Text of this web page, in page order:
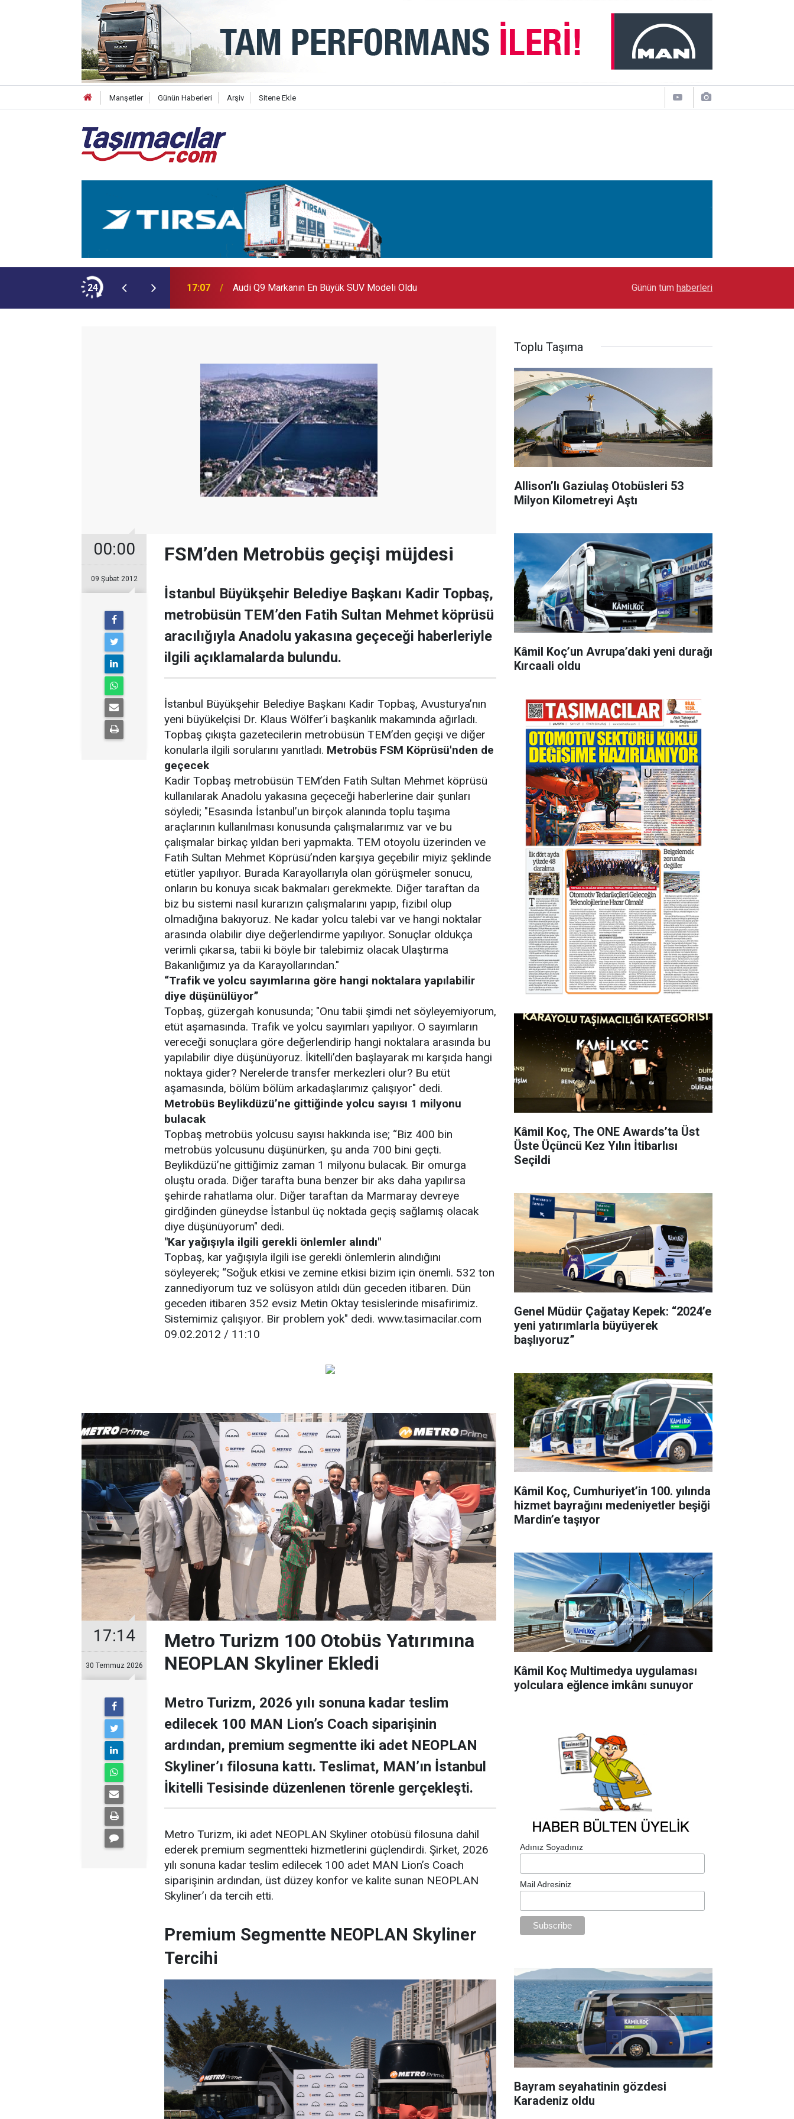
Manşetler Günün Haberleri Arşiv Sitene Ekle
24
NEOPLAN Skyliner Ekledi 17:07 Audi Q9 Markanın En Büyük SUV Modeli Oldu Toyota Otomotiv Sanayi Türkiye Üretime Ara
Günün tüm haberleri
00:00
09 Şubat 2012
FSM’den Metrobüs geçişi müjdesi
İstanbul Büyükşehir Belediye Başkanı Kadir Topbaş,
metrobüsün TEM’den Fatih Sultan Mehmet köprüsü
aracılığıyla Anadolu yakasına geçeceği haberleriyle
ilgili açıklamalarda bulundu.
İstanbul Büyükşehir Belediye Başkanı Kadir Topbaş, Avusturya’nın
yeni büyükelçisi Dr. Klaus Wölfer’i başkanlık makamında ağırladı.
Topbaş çıkışta gazetecilerin metrobüsün TEM’den geçişi ve diğer
konularla ilgili sorularını yanıtladı. Metrobüs FSM Köprüsü'nden de
geçecek
Kadir Topbaş metrobüsün TEM’den Fatih Sultan Mehmet köprüsü
kullanılarak Anadolu yakasına geçeceği haberlerine dair şunları
söyledi; "Esasında İstanbul’un birçok alanında toplu taşıma
araçlarının kullanılması konusunda çalışmalarımız var ve bu
çalışmalar birkaç yıldan beri yapmakta. TEM otoyolu üzerinden ve
Fatih Sultan Mehmet Köprüsü’nden karşıya geçebilir miyiz şeklinde
etütler yapılıyor. Burada Karayollarıyla olan görüşmeler sonucu,
onların bu konuya sıcak bakmaları gerekmekte. Diğer taraftan da
biz bu sistemi nasıl kurarızın çalışmalarını yapıp, fizibıl olup
olmadığına bakıyoruz. Ne kadar yolcu talebi var ve hangi noktalar
arasında olabilir diye değerlendirme yapılıyor. Sonuçlar oldukça
verimli çıkarsa, tabii ki böyle bir talebimiz olacak Ulaştırma
Bakanlığımız ya da Karayollarından."
“Trafik ve yolcu sayımlarına göre hangi noktalara yapılabilir
diye düşünülüyor”
Topbaş, güzergah konusunda; "Onu tabii şimdi net söyleyemiyorum,
etüt aşamasında. Trafik ve yolcu sayımları yapılıyor. O sayımların
vereceği sonuçlara göre değerlendirip hangi noktalara arasında bu
yapılabilir diye düşünüyoruz. İkitelli’den başlayarak mı karşıda hangi
noktaya gider? Nerelerde transfer merkezleri olur? Bu etüt
aşamasında, bölüm bölüm arkadaşlarımız çalışıyor" dedi.
Metrobüs Beylikdüzü’ne gittiğinde yolcu sayısı 1 milyonu
bulacak
Topbaş metrobüs yolcusu sayısı hakkında ise; “Biz 400 bin
metrobüs yolcusunu düşünürken, şu anda 700 bini geçti.
Beylikdüzü’ne gittiğimiz zaman 1 milyonu bulacak. Bir omurga
oluştu orada. Diğer tarafta buna benzer bir aks daha yapılırsa
şehirde rahatlama olur. Diğer taraftan da Marmaray devreye
girdğinden güneydse İstanbul üç noktada geçiş sağlamış olacak
diye düşünüyorum" dedi.
"Kar yağışıyla ilgili gerekli önlemler alındı"
Topbaş, kar yağışıyla ilgili ise gerekli önlemlerin alındığını
söyleyerek; “Soğuk etkisi ve zemine etkisi bizim için önemli. 532 ton
zannediyorum tuz ve solüsyon atıldı dün geceden itibaren. Dün
geceden itibaren 352 evsiz Metin Oktay tesislerinde misafirimiz.
Sistemimiz çalışıyor. Bir problem yok" dedi. www.tasimacilar.com
09.02.2012 / 11:10
17:14
30 Temmuz 2026
Metro Turizm 100 Otobüs Yatırımına
NEOPLAN Skyliner Ekledi
Metro Turizm, 2026 yılı sonuna kadar teslim
edilecek 100 MAN Lion’s Coach siparişinin
ardından, premium segmentte iki adet NEOPLAN
Skyliner’ı filosuna kattı. Teslimat, MAN’ın İstanbul
İkitelli Tesisinde düzenlenen törenle gerçekleşti.
Metro Turizm, iki adet NEOPLAN Skyliner otobüsü filosuna dahil
ederek premium segmentteki hizmetlerini güçlendirdi. Şirket, 2026
yılı sonuna kadar teslim edilecek 100 adet MAN Lion’s Coach
siparişinin ardından, üst düzey konfor ve kalite sunan NEOPLAN
Skyliner’ı da tercih etti.
Premium Segmentte NEOPLAN Skyliner
Tercihi
Toplu Taşıma
Allison’lı Gaziulaş Otobüsleri 53
Milyon Kilometreyi Aştı
Kâmil Koç’un Avrupa’daki yeni durağı
Kırcaali oldu
Kâmil Koç, The ONE Awards’ta Üst
Üste Üçüncü Kez Yılın İtibarlısı
Seçildi
Genel Müdür Çağatay Kepek: “2024’e
yeni yatırımlarla büyüyerek
başlıyoruz”
Kâmil Koç, Cumhuriyet’in 100. yılında
hizmet bayrağını medeniyetler beşiği
Mardin’e taşıyor
Kâmil Koç Multimedya uygulaması
yolculara eğlence imkânı sunuyor
Adınız Soyadınız
Mail Adresiniz
Bayram seyahatinin gözdesi
Karadeniz oldu